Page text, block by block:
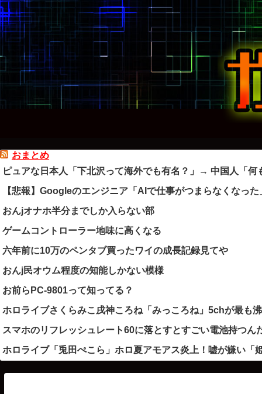
おまとめ
ピュアな日本人「下北沢って海外でも有名？」→ 中国人「何
【悲報】Googleのエンジニア「AIで仕事がつまらなくなった
おんjオナホ半分までしか入らない部
ゲームコントローラー地味に高くなる
六年前に10万のペンタブ買ったワイの成長記録見てや
おんj民オウム程度の知能しかない模様
お前らPC-9801って知ってる？
ホロライブさくらみこ戌神ころね「みっころね」5chが最も
スマホのリフレッシュレート60に落とすとすごい電池持つん
ホロライブ「兎田ぺこら」ホロ夏アモアス炎上！嘘が嫌い